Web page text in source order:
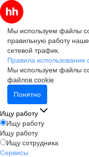
Мы используем файлы
правильную работу
сетевой трафик.
Правила использования
Мы используем файлы
файлов cookie
Понятно
Ищу работу
Ищу работу
Ищу работу
Ищу сотрудника
Сервисы